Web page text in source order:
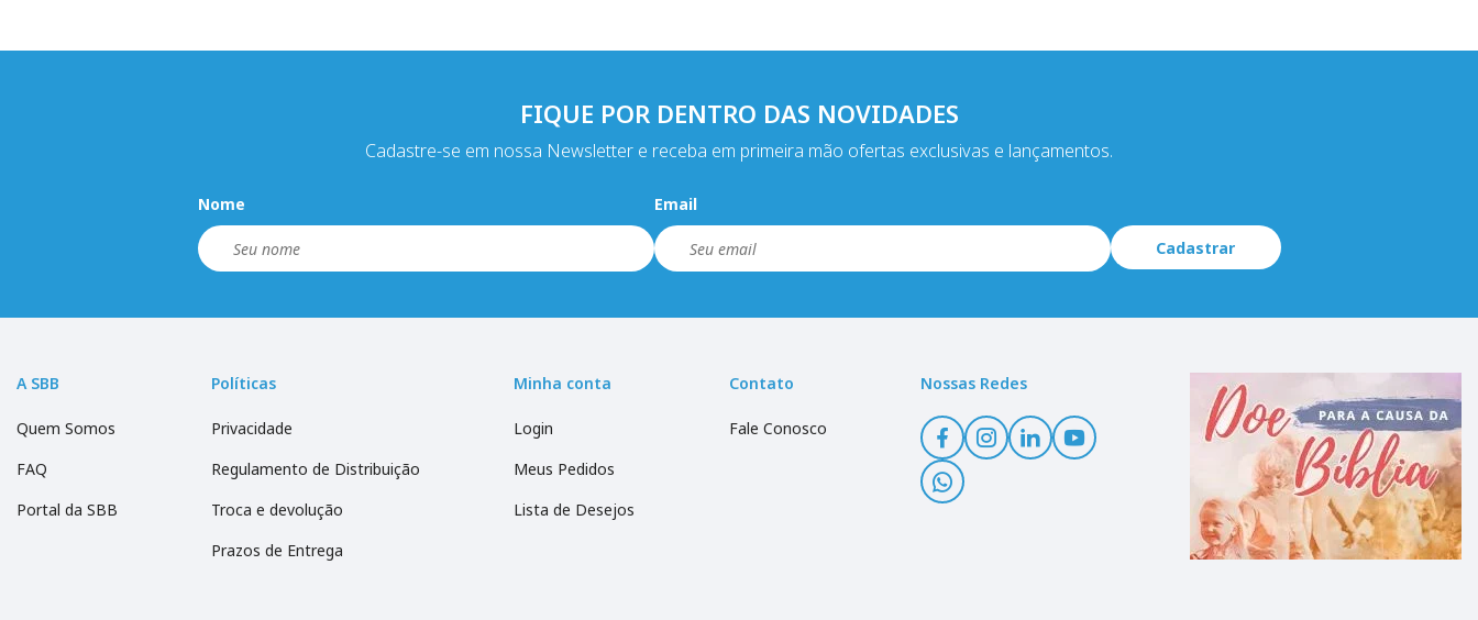
FIQUE POR DENTRO DAS NOVIDADES
Cadastre-se em nossa Newsletter e receba em primeira mão ofertas exclusivas e lançamentos.
Nome Email
Cadastrar
A SBB
Quem Somos
FAQ
Portal da SBB
Políticas
Privacidade
Regulamento de Distribuição
Troca e devolução
Prazos de Entrega
Minha conta
Login
Meus Pedidos
Lista de Desejos
Contato
Fale Conosco
Nossas Redes